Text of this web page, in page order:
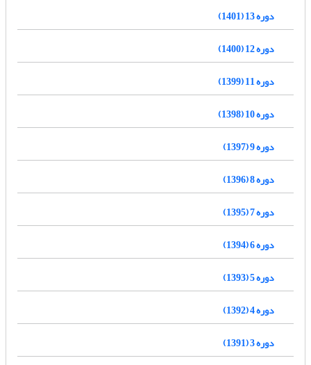
دوره 13 (1401)
دوره 12 (1400)
دوره 11 (1399)
دوره 10 (1398)
دوره 9 (1397)
دوره 8 (1396)
دوره 7 (1395)
دوره 6 (1394)
دوره 5 (1393)
دوره 4 (1392)
دوره 3 (1391)